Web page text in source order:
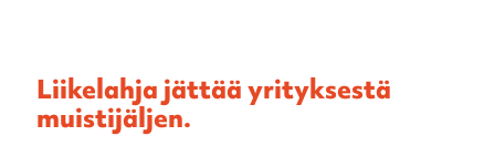
Liikelahja jättää yrityksestä
muistijäljen.